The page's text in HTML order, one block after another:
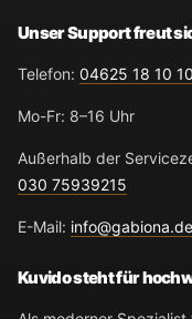
Unser Support freut
Telefon: 04625 18 10 10
Mo-Fr: 8–16 Uhr
Außerhalb der
030 75939215
E-Mail: info@gabiona.de
Kuvido steht für